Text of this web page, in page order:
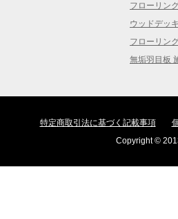
フローリン
ウッドデッ
フローリン
無垢羽目板
特定商取引法に基づく記載事項
Copyright ©